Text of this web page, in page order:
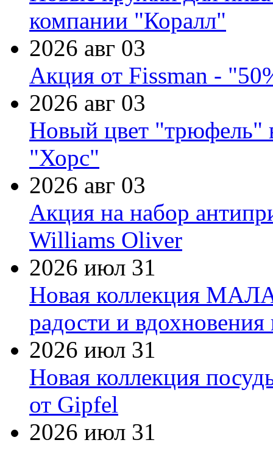
компании "Коралл"
2026 авг 03
Акция от Fissman -
2026 авг 03
Новый цвет "трюфель"
"Хорс"
2026 авг 03
Акция на набор
Williams Oliver
2026 июл 31
Новая коллекция
радости и
2026 июл 31
Новая коллекция
от Gipfel
2026 июл 31